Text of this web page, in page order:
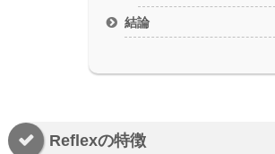
結論
Reflexの特徴